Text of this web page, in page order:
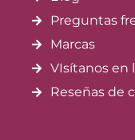
Preguntas
Marcas
VIsítanos en
Reseñas de